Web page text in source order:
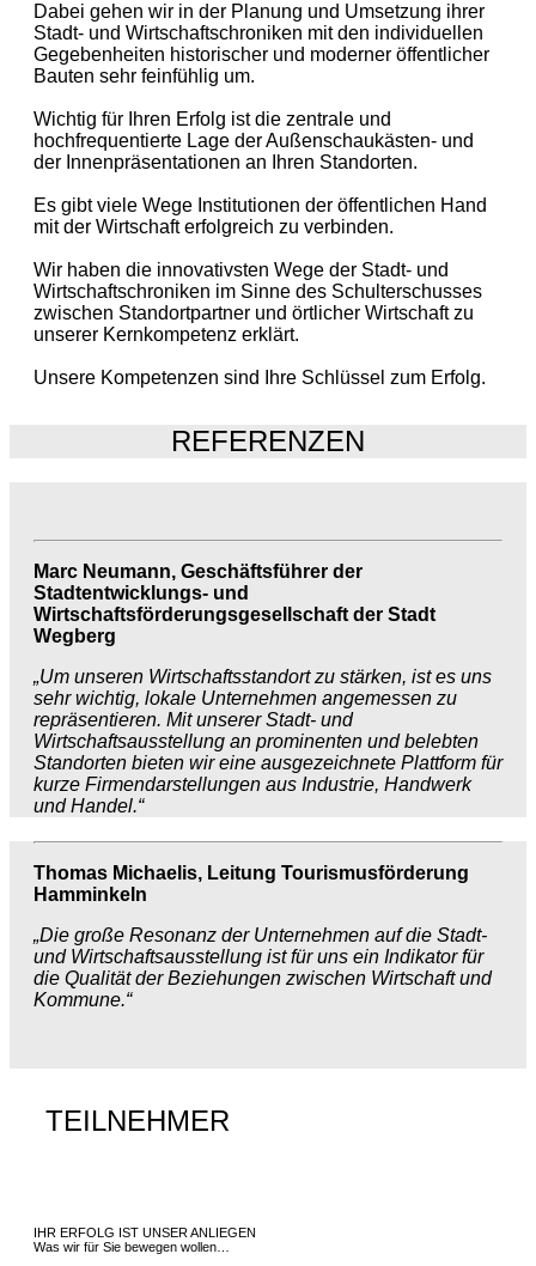
Dabei gehen wir in der Planung und Umsetzung ihrer
Stadt- und Wirtschaftschroniken mit den individuellen
Gegebenheiten historischer und moderner öffentlicher
Bauten sehr feinfühlig um.
Wichtig für Ihren Erfolg ist die zentrale und
hochfrequentierte Lage der Außenschaukästen- und
der Innenpräsentationen an Ihren Standorten.
Es gibt viele Wege Institutionen der öffentlichen Hand
mit der Wirtschaft erfolgreich zu verbinden.
Wir haben die innovativsten Wege der Stadt- und
Wirtschaftschroniken im Sinne des Schulterschusses
zwischen Standortpartner und örtlicher Wirtschaft zu
unserer Kernkompetenz erklärt.
Unsere Kompetenzen sind Ihre Schlüssel zum Erfolg.
REFERENZEN
Marc Neumann, Geschäftsführer der
Stadtentwicklungs- und
Wirtschaftsförderungsgesellschaft der Stadt
Wegberg
„Um unseren Wirtschaftsstandort zu stärken, ist es uns
sehr wichtig, lokale Unternehmen angemessen zu
repräsentieren. Mit unserer Stadt- und
Wirtschaftsausstellung an prominenten und belebten
Standorten bieten wir eine ausgezeichnete Plattform für
kurze Firmendarstellungen aus Industrie, Handwerk
und Handel.“
Thomas Michaelis, Leitung Tourismusförderung
Hamminkeln
„Die große Resonanz der Unternehmen auf die Stadt-
und Wirtschaftsausstellung ist für uns ein Indikator für
die Qualität der Beziehungen zwischen Wirtschaft und
Kommune.“
TEILNEHMER
IHR ERFOLG IST UNSER ANLIEGEN
Was wir für Sie bewegen wollen…